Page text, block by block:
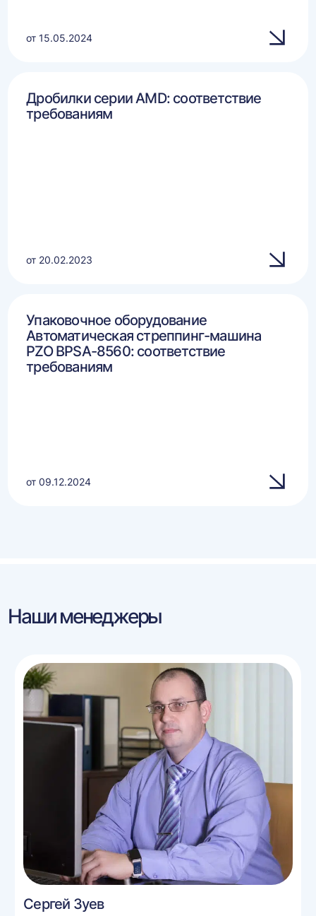
от 15.05.2024
Дробилки серии AMD: соответствие
требованиям
от 20.02.2023
Упаковочное оборудование
Автоматическая стреппинг-машина
PZO BPSA-8560: соответствие
требованиям
от 09.12.2024
Наши менеджеры
Сергей Зуев